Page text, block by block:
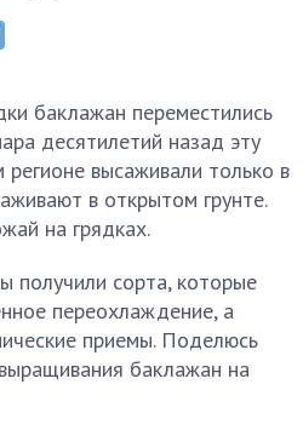
баклажан переместились
десятилетий назад эту
высаживали только в
в открытом грунте.
на грядках.
получили сорта, которые
переохлаждение, а
приемы. Поделюсь
баклажан на